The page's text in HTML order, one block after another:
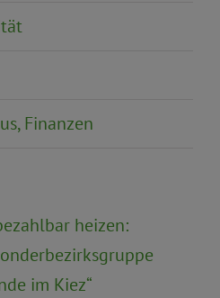
Finanzen
heizen:
im Kiez“